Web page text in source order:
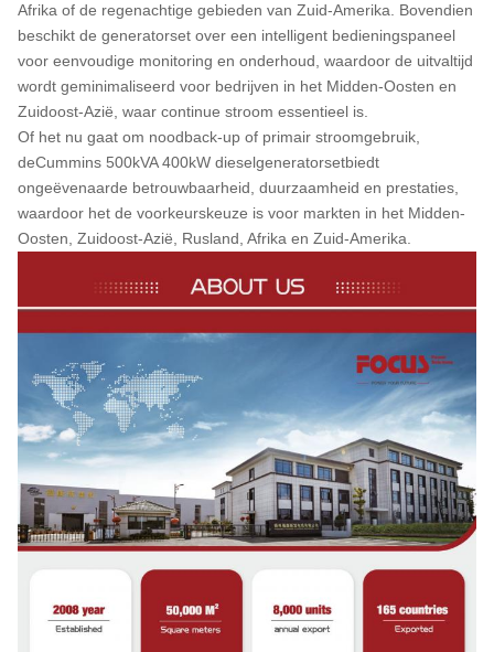
Afrika of de regenachtige gebieden van Zuid-Amerika. Bovendien
beschikt de generatorset over een intelligent bedieningspaneel
voor eenvoudige monitoring en onderhoud, waardoor de uitvaltijd
wordt geminimaliseerd voor bedrijven in het Midden-Oosten en
Zuidoost-Azië, waar continue stroom essentieel is.
Of het nu gaat om noodback-up of primair stroomgebruik,
deCummins 500kVA 400kW dieselgeneratorsetbiedt
ongeëvenaarde betrouwbaarheid, duurzaamheid en prestaties,
waardoor het de voorkeurskeuze is voor markten in het Midden-
Oosten, Zuidoost-Azië, Rusland, Afrika en Zuid-Amerika.